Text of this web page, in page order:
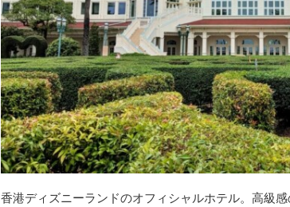
香港ディズニーランドのオフィシャルホテル。高級